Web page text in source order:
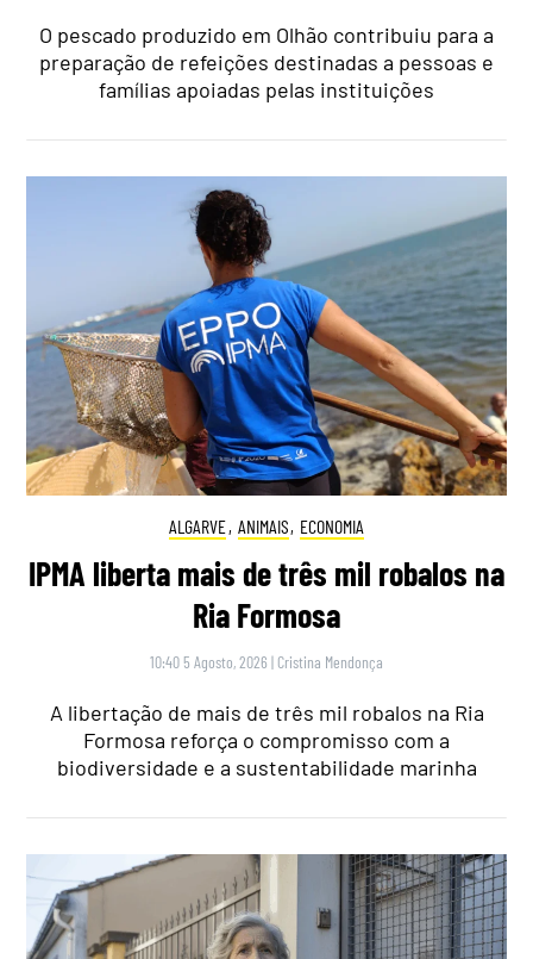
O pescado produzido em Olhão contribuiu para a
preparação de refeições destinadas a pessoas e
famílias apoiadas pelas instituições
ALGARVE, ANIMAIS, ECONOMIA
IPMA liberta mais de três mil robalos na
Ria Formosa
10:40 5 Agosto, 2026 | Cristina Mendonça
A libertação de mais de três mil robalos na Ria
Formosa reforça o compromisso com a
biodiversidade e a sustentabilidade marinha